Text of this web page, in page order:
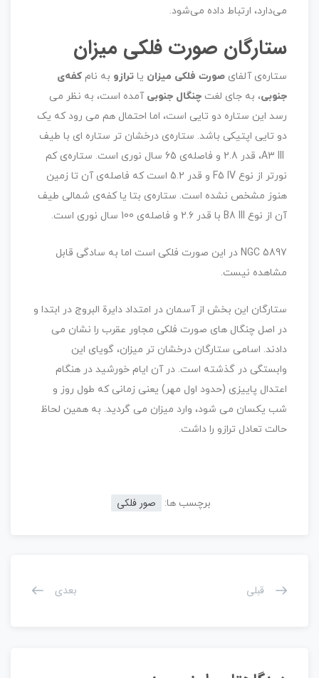
می‌دارد، ارتباط داده می‌شود.
ستارگان صورت فلکی میزان
ستاره‌ی آلفای صورت فلکی میزان یا ترازو به نام کفه‌ی
جنوبی، به جای لغت چنگال جنوبی آمده است، به نظر می
رسد این ستاره دو تایی است، اما احتمال هم می رود که یک
دو تایی اپتیکی باشد. ستاره‌ی درخشان تر ستاره ای با طیف
A3 III، قدر 2.8 و فاصله‌ی 65 سال نوری است. ستاره‌ی کم
نورتر از نوع F5 IV و قدر 5.2 است که فاصله‌ی آن تا زمین
هنوز مشخص نشده است. ستاره‌ی بتا یا کفه‌ی شمالی طیف
آن از نوع B8 III با قدر 2.6 و فاصله‌ی 100 سال نوری است.
NGC 5897 در این صورت فلکی است اما به سادگی قابل
مشاهده نیست.
ستارگان این بخش از آسمان در امتداد دایرة البروج در ابتدا و
در اصل چنگال های صورت فلکی مجاور عقرب را نشان می
دادند. اسامی ستارگان درخشان تر میزان، گویای این
وابستگی در گذشته است. در آن ایام خورشید در هنگام
اعتدال پاییزی (حدود اول مهر) یعنی زمانی که طول روز و
شب یکسان می شود، وارد میزان می گردید. به همین لحاظ
حالت تعادل ترازو را داشت.
برچسب ها: صور فلکی
قبلی بعدی